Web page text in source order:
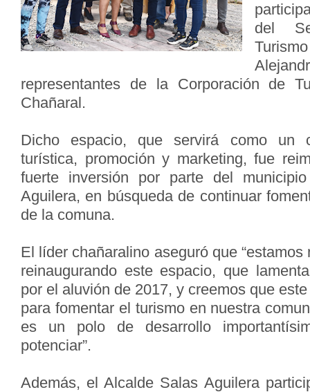
del
representantes de la Corporación de
Chañaral.
Dicho espacio, que servirá como un
turística, promoción y marketing, fue
fuerte inversión por parte del
Aguilera, en búsqueda de continuar
de la comuna.
El líder chañaralino aseguró que
reinaugurando este espacio, que
por el aluvión de 2017, y creemos que
para fomentar el turismo en nuestra
es un polo de desarrollo
potenciar”.
Además, el Alcalde Salas Aguilera